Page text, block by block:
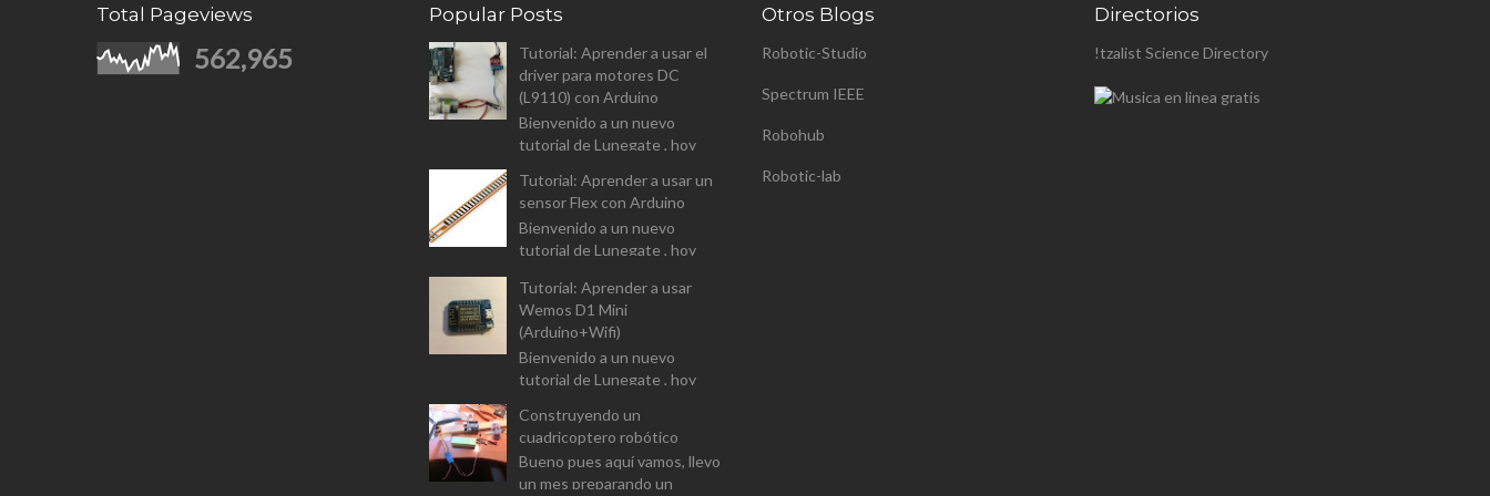
Total Pageviews
562,965
Popular Posts
Tutorial: Aprender a usar el
driver para motores DC
(L9110) con Arduino
Bienvenido a un nuevo
tutorial de Lunegate , hoy
controlar motores DC (L9110
Dual-Chanel H-Bridge). I...
Tutorial: Aprender a usar un
sensor Flex con Arduino
Bienvenido a un nuevo
tutorial de Lunegate , hoy
componente un tanto
diferente, y que las
aplicaciones estarán...
Tutorial: Aprender a usar
Wemos D1 Mini
(Arduino+Wifi)
Bienvenido a un nuevo
tutorial de Lunegate , hoy
Arduino equipado con un
modulo Wifi. El Wemos D1
Mini v...
Construyendo un
cuadricoptero robótico
Bueno pues aquí vamos, llevo
un mes preparando un
Otros Blogs
Robotic-Studio
Spectrum IEEE
Robohub
Robotic-lab
Directorios
!tzalist Science Directory